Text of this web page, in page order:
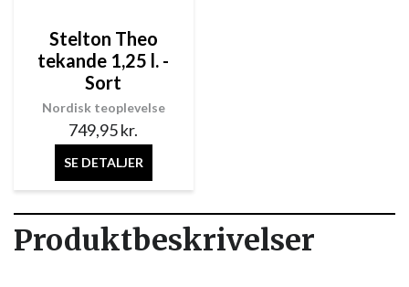
Nordisk teoplevelse
Stelton Theo
tekande 1,25 l. -
Sort
749,95kr.
SE DETALJER
Produktbeskrivelser